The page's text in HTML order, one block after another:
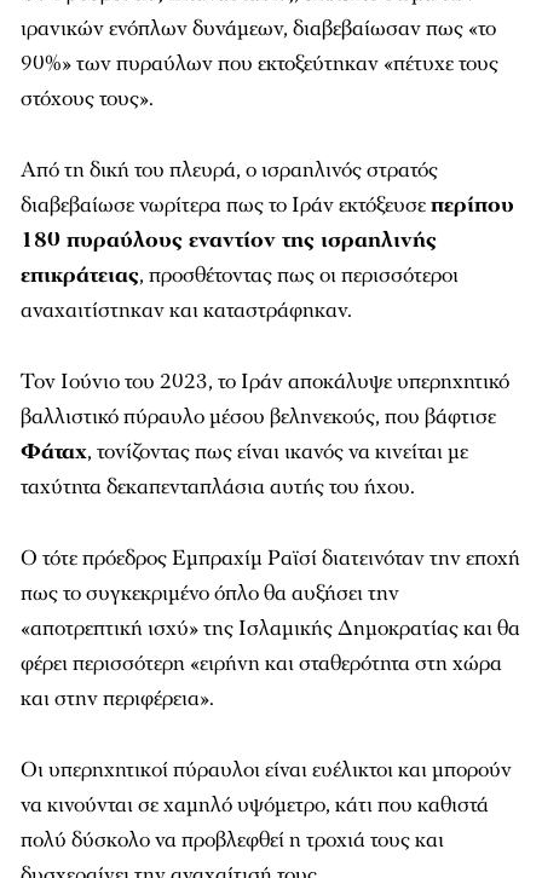
ιρανικών ενόπλων δυνάμεων, διαβεβαίωσαν πως «το
90%» των πυραύλων που εκτοξεύτηκαν «πέτυχε τους
στόχους τους».
Από τη δική του πλευρά, ο ισραηλινός στρατός
διαβεβαίωσε νωρίτερα πως το Ιράν εκτόξευσεπερίπου
180 πυραύλους εναντίον της ισραηλινής
επικράτειας, προσθέτοντας πως οι περισσότεροι
αναχαιτίστηκαν και καταστράφηκαν.
Τον Ιούνιο του 2023, το Ιράν αποκάλυψε υπερηχητικό
βαλλιστικό πύραυλο μέσου βεληνεκούς, που βάφτισε
Φάταχ, τονίζοντας πως είναι ικανός να κινείται με
ταχύτητα δεκαπενταπλάσια αυτής του ήχου.
Ο τότε πρόεδρος Εμπραχίμ Ραϊσί διατεινόταν την εποχή
πως το συγκεκριμένο όπλο θα αυξήσει την
«αποτρεπτική ισχύ» της Ισλαμικής Δημοκρατίας και θα
φέρει περισσότερη «ειρήνη και σταθερότητα στη χώρα
και στην περιφέρεια».
Οι υπερηχητικοί πύραυλοι είναι ευέλικτοι και μπορούν
να κινούνται σε χαμηλό υψόμετρο, κάτι που καθιστά
πολύ δύσκολο να προβλεφθεί η τροχιά τους και